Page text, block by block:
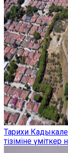
Тарихи
тізіміне